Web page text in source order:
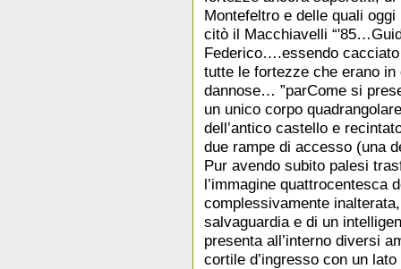
Montefeltro e delle quali
citò il Macchiavelli
Federico….essendo
tutte le fortezze che erano
dannose… ”parCome si
un unico corpo
dell’antico castello e
due rampe di accesso (una
Pur avendo subito palesi
l’immagine quattrocentesca
complessivamente
salvaguardia e di un
presenta all’interno diversi
cortile d’ingresso con un